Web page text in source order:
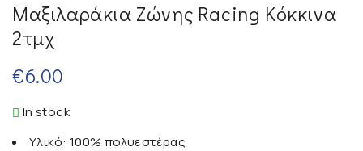
Μαξιλαράκια Ζώνης Racing Κόκκινα
2τμχ
€6.00
In stock
Υλικό: 100% πολυεστέρας